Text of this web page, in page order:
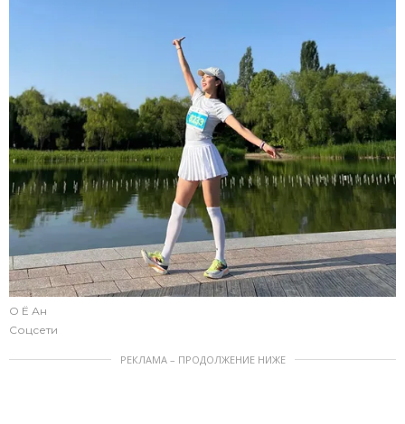
О Ё Ан
Соцсети
РЕКЛАМА – ПРОДОЛЖЕНИЕ НИЖЕ